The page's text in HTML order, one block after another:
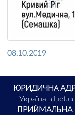
08.10.2019
ЮРИДИЧНА
Україна
ПРИЙМАЛЬНА